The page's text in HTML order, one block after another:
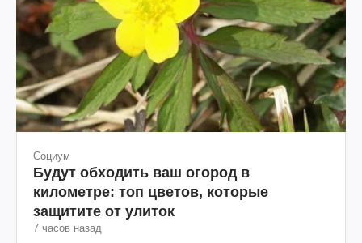
Социум
Будут обходить ваш огород в
километре: топ цветов, которые
защитите от улиток
7 часов назад